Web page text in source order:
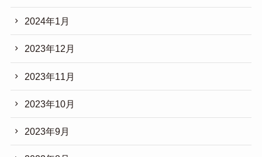
2024年1月
2023年12月
2023年11月
2023年10月
2023年9月